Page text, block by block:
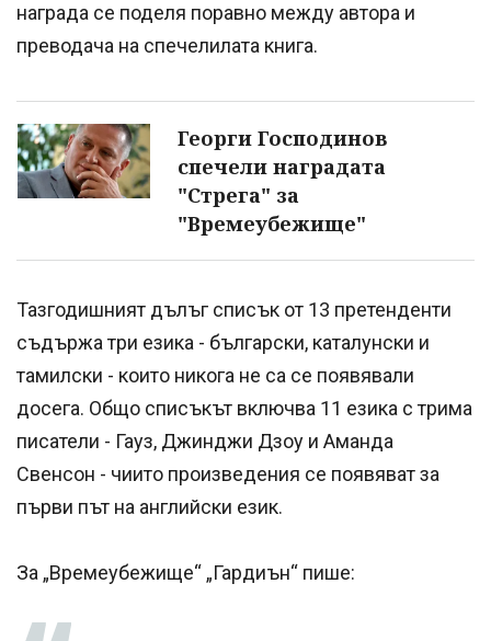
награда се поделя поравно между автора и
преводача на спечелилата книга.
Георги Господинов
спечели наградата
"Стрега" за
"Времеубежище"
Тазгодишният дълъг списък от 13 претенденти
съдържа три езика - български, каталунски и
тамилски - които никога не са се появявали
досега. Общо списъкът включва 11 езика с трима
писатели - Гауз, Джинджи Дзоу и Аманда
Свенсон - чиито произведения се появяват за
първи път на английски език.
За „Времеубежище“ „Гардиън“ пише: